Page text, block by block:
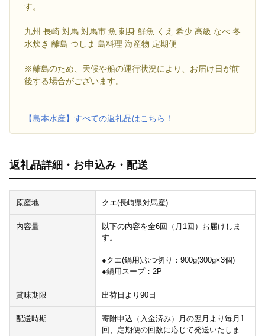
す。
九州 長崎 対馬 対馬市 魚 刺身 鮮魚 くえ 希少 高級 なべ 冬
水炊き 離島 つしま 島料理 海産物 定期便
※離島のため、天候や船の運行状況により、お届け日が前
後する場合がございます。
【島本水産】すべての返礼品はこちら！
返礼品詳細・お申込み・配送
原産地 クエ(長崎県対馬産)
内容量
以下の内容を全6回（月1回）お届けしま
す。
●クエ(鍋用)ぶつ切り：900g(300g×3個)
●鍋用スープ：2P
賞味期限 出荷日より90日
配送時期
寄附申込（入金済み）月の翌月より毎月1
回、定期便の回数に応じて発送いたしま